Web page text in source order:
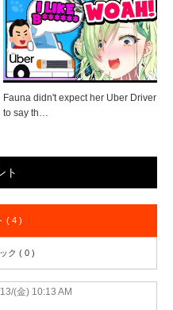
Fauna didn't expect her Uber Driver
to say th…
ト
( 4 )
ク ( 0 )
(金) 10:13 AM